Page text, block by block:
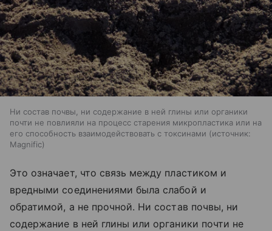
Ни состав почвы, ни содержание в ней глины или органики
почти не повлияли на процесс старения микропластика или на
его способность взаимодействовать с токсинами
источник:
Magnific
Это означает, что связь между пластиком и
вредными соединениями была слабой и
обратимой, а не прочной. Ни состав почвы, ни
содержание в ней глины или органики почти не